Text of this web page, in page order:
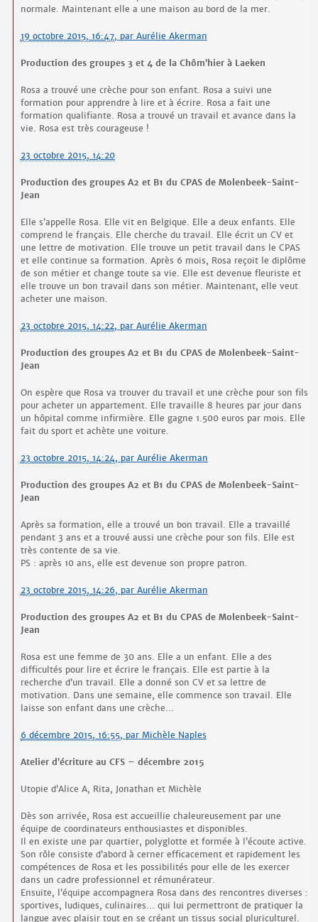
normale. Maintenant elle a une maison au bord de la mer.
19 octobre 2015, 16:47, par Aurélie Akerman
Production des groupes 3 et 4 de la Chôm’hier à Laeken
Rosa a trouvé une crèche pour son enfant. Rosa a suivi une
formation pour apprendre à lire et à écrire. Rosa a fait une
formation qualifiante. Rosa a trouvé un travail et avance dans la
vie. Rosa est très courageuse !
23 octobre 2015, 14:20
Production des groupes A2 et B1 du CPAS de Molenbeek-Saint-
Jean
Elle s’appelle Rosa. Elle vit en Belgique. Elle a deux enfants. Elle
comprend le français. Elle cherche du travail. Elle écrit un CV et
une lettre de motivation. Elle trouve un petit travail dans le CPAS
et elle continue sa formation. Après 6 mois, Rosa reçoit le diplôme
de son métier et change toute sa vie. Elle est devenue fleuriste et
elle trouve un bon travail dans son métier. Maintenant, elle veut
acheter une maison.
23 octobre 2015, 14:22, par Aurélie Akerman
Production des groupes A2 et B1 du CPAS de Molenbeek-Saint-
Jean
On espère que Rosa va trouver du travail et une crèche pour son fils
pour acheter un appartement. Elle travaille 8 heures par jour dans
un hôpital comme infirmière. Elle gagne 1.500 euros par mois. Elle
fait du sport et achète une voiture.
23 octobre 2015, 14:24, par Aurélie Akerman
Production des groupes A2 et B1 du CPAS de Molenbeek-Saint-
Jean
Après sa formation, elle a trouvé un bon travail. Elle a travaillé
pendant 3 ans et a trouvé aussi une crèche pour son fils. Elle est
très contente de sa vie.
PS : après 10 ans, elle est devenue son propre patron.
23 octobre 2015, 14:26, par Aurélie Akerman
Production des groupes A2 et B1 du CPAS de Molenbeek-Saint-
Jean
Rosa est une femme de 30 ans. Elle a un enfant. Elle a des
difficultés pour lire et écrire le français. Elle est partie à la
recherche d’un travail. Elle a donné son CV et sa lettre de
motivation. Dans une semaine, elle commence son travail. Elle
laisse son enfant dans une crèche…
6 décembre 2015, 16:55, par Michèle Naples
Atelier d’écriture au CFS – décembre 2015
Utopie d’Alice A, Rita, Jonathan et Michèle
Dès son arrivée, Rosa est accueillie chaleureusement par une
équipe de coordinateurs enthousiastes et disponibles.
Il en existe une par quartier, polyglotte et formée à l’écoute active.
Son rôle consiste d’abord à cerner efficacement et rapidement les
compétences de Rosa et les possibilités pour elle de les exercer
dans un cadre professionnel et rémunérateur.
Ensuite, l’équipe accompagnera Rosa dans des rencontres diverses :
sportives, ludiques, culinaires… qui lui permettront de pratiquer la
langue avec plaisir tout en se créant un tissus social pluriculturel.